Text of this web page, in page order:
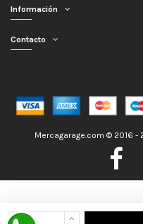
Nos encontramos de
Información
Contacto
Mercagarage.com © 2016